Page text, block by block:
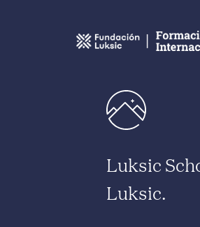
Luksic
Luksic.